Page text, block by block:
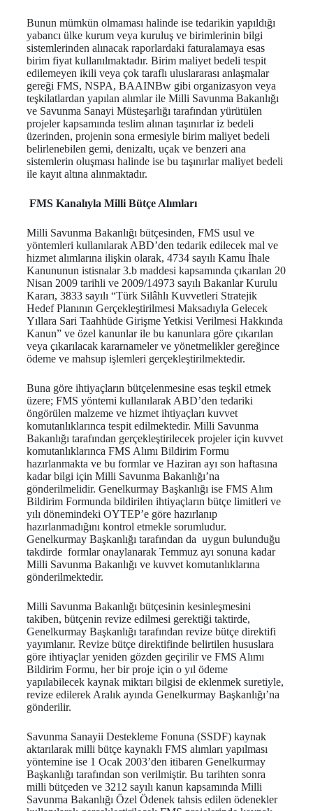
Bunun mümkün olmaması halinde ise tedarikin yapıldığı
yabancı ülke kurum veya kuruluş ve birimlerinin bilgi
sistemlerinden alınacak raporlardaki faturalamaya esas
birim fiyat kullanılmaktadır. Birim maliyet bedeli tespit
edilemeyen ikili veya çok taraflı uluslararası anlaşmalar
gereği FMS, NSPA, BAAINBw gibi organizasyon veya
teşkilatlardan yapılan alımlar ile Milli Savunma Bakanlığı
ve Savunma Sanayi Müsteşarlığı tarafından yürütülen
projeler kapsamında teslim alınan taşınırlar iz bedeli
üzerinden, projenin sona ermesiyle birim maliyet bedeli
belirlenebilen gemi, denizaltı, uçak ve benzeri ana
sistemlerin oluşması halinde ise bu taşınırlar maliyet bedeli
ile kayıt altına alınmaktadır.
FMS Kanalıyla Milli Bütçe Alımları
Milli Savunma Bakanlığı bütçesinden, FMS usul ve
yöntemleri kullanılarak ABD’den tedarik edilecek mal ve
hizmet alımlarına ilişkin olarak, 4734 sayılı Kamu İhale
Kanununun istisnalar 3.b maddesi kapsamında çıkarılan 20
Nisan 2009 tarihli ve 2009/14973 sayılı Bakanlar Kurulu
Kararı, 3833 sayılı “Türk Silâhlı Kuvvetleri Stratejik
Hedef Planının Gerçekleştirilmesi Maksadıyla Gelecek
Yıllara Sari Taahhüde Girişme Yetkisi Verilmesi Hakkında
Kanun” ve özel kanunlar ile bu kanunlara göre çıkarılan
veya çıkarılacak kararnameler ve yönetmelikler gereğince
ödeme ve mahsup işlemleri gerçekleştirilmektedir.
Buna göre ihtiyaçların bütçelenmesine esas teşkil etmek
üzere; FMS yöntemi kullanılarak ABD’den tedariki
öngörülen malzeme ve hizmet ihtiyaçları kuvvet
komutanlıklarınca tespit edilmektedir. Milli Savunma
Bakanlığı tarafından gerçekleştirilecek projeler için kuvvet
komutanlıklarınca FMS Alımı Bildirim Formu
hazırlanmakta ve bu formlar ve Haziran ayı son haftasına
kadar bilgi için Milli Savunma Bakanlığı’na
gönderilmelidir. Genelkurmay Başkanlığı ise FMS Alım
Bildirim Formunda bildirilen ihtiyaçların bütçe limitleri ve
yılı dönemindeki OYTEP’e göre hazırlanıp
hazırlanmadığını kontrol etmekle sorumludur.
Genelkurmay Başkanlığı tarafından da uygun bulunduğu
takdirde formlar onaylanarak Temmuz ayı sonuna kadar
Milli Savunma Bakanlığı ve kuvvet komutanlıklarına
gönderilmektedir.
Milli Savunma Bakanlığı bütçesinin kesinleşmesini
takiben, bütçenin revize edilmesi gerektiği taktirde,
Genelkurmay Başkanlığı tarafından revize bütçe direktifi
yayımlanır. Revize bütçe direktifinde belirtilen hususlara
göre ihtiyaçlar yeniden gözden geçirilir ve FMS Alımı
Bildirim Formu, her bir proje için o yıl ödeme
yapılabilecek kaynak miktarı bilgisi de eklenmek suretiyle,
revize edilerek Aralık ayında Genelkurmay Başkanlığı’na
gönderilir.
Savunma Sanayii Destekleme Fonuna (SSDF) kaynak
aktarılarak milli bütçe kaynaklı FMS alımları yapılması
yöntemine ise 1 Ocak 2003’den itibaren Genelkurmay
Başkanlığı tarafından son verilmiştir. Bu tarihten sonra
milli bütçeden ve 3212 sayılı kanun kapsamında Milli
Savunma Bakanlığı Özel Ödenek tahsis edilen ödenekler